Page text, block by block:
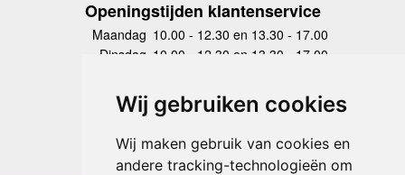
Wij gebruiken cookies
Wij maken gebruik van cookies en
andere tracking-technologieën om
Openingstijden klantenservice
Maandag 10.00 - 12.30 en 13.30 - 17.00
Dinsdag 10.00 - 12.30 en 13.30 - 17.00
Donderdag
10.00 - 12.30 en 13.30 - 17.00
Vrijdag 10.00 - 12.30 en 13.30 - 17.00
Zaterdag
gesloten
Zondag gesloten